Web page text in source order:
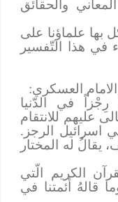
والحقائق
علماؤنا على
في هذا التّفسير
العسكري:
في الدّنيا
للانتقام
اسرائيل الرجز.
له المختار
الكريم الّتي
قالهُ أئمتنا في